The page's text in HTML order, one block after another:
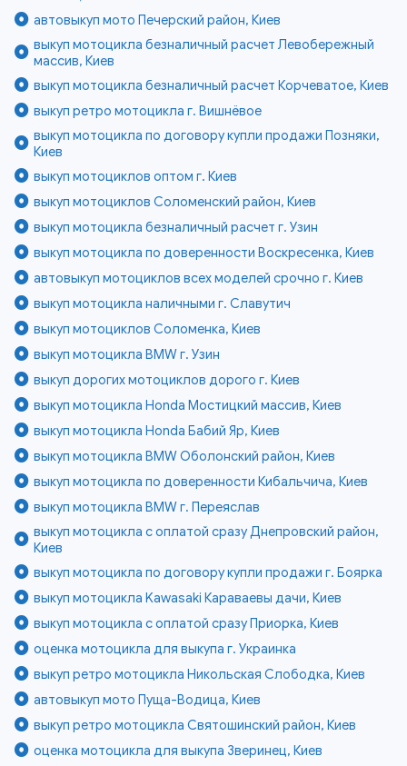
автовыкуп мото Печерский район, Киев
выкуп мотоцикла безналичный расчет Левобережный
массив, Киев
выкуп мотоцикла безналичный расчет Корчеватое, Киев
выкуп ретро мотоцикла г. Вишнёвое
выкуп мотоцикла по договору купли продажи Позняки,
Киев
выкуп мотоциклов оптом г. Киев
выкуп мотоциклов Соломенский район, Киев
выкуп мотоцикла безналичный расчет г. Узин
выкуп мотоцикла по доверенности Воскресенка, Киев
автовыкуп мотоциклов всех моделей срочно г. Киев
выкуп мотоцикла наличными г. Славутич
выкуп мотоциклов Соломенка, Киев
выкуп мотоцикла BMW г. Узин
выкуп дорогих мотоциклов дорого г. Киев
выкуп мотоцикла Honda Мостицкий массив, Киев
выкуп мотоцикла Honda Бабий Яр, Киев
выкуп мотоцикла BMW Оболонский район, Киев
выкуп мотоцикла по доверенности Кибальчича, Киев
выкуп мотоцикла BMW г. Переяслав
выкуп мотоцикла с оплатой сразу Днепровский район,
Киев
выкуп мотоцикла по договору купли продажи г. Боярка
выкуп мотоцикла Kawasaki Караваевы дачи, Киев
выкуп мотоцикла с оплатой сразу Приорка, Киев
оценка мотоцикла для выкупа г. Украинка
выкуп ретро мотоцикла Никольская Слободка, Киев
автовыкуп мото Пуща-Водица, Киев
выкуп ретро мотоцикла Святошинский район, Киев
оценка мотоцикла для выкупа Зверинец, Киев